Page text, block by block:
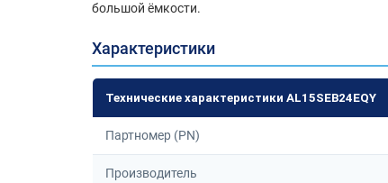
большой ёмкости.
Характеристики
Технические характеристики AL15SEB24EQY
Партномер (PN)
Производитель